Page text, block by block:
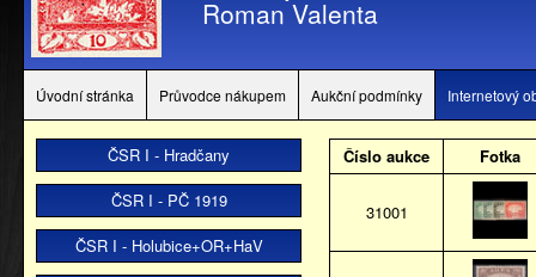
Roman Valenta
Úvodní stránka Průvodce nákupem Aukční podmínky Internetový
ČSR I - Hradčany
ČSR I - PČ 1919
ČSR I - Holubice+OR+HaV
Číslo aukce Fotka
31001